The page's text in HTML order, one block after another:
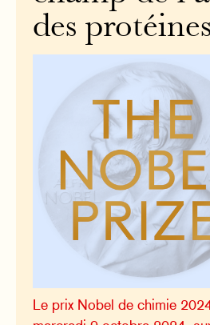
des protéines
Le prix Nobel de chimie